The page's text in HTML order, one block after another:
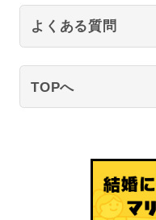
よくある質問
TOPへ